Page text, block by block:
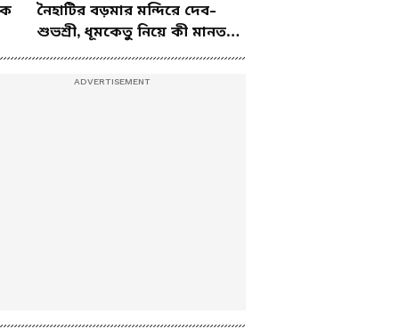
বিরাট চ্য়ালেঞ্জ
Budget 2026: শিলিগুড়ি
পাচ্ছে বুলেট ট্রেন! বাজেটে
ঘোষণার পর কী বললেন
বিধায়ক শঙ্কর ঘোষ
নৈহাটির বড়মার মন্দিরে দেব-
শুভশ্রী, ধূমকেতু নিয়ে কী মানত
এই জুটির?